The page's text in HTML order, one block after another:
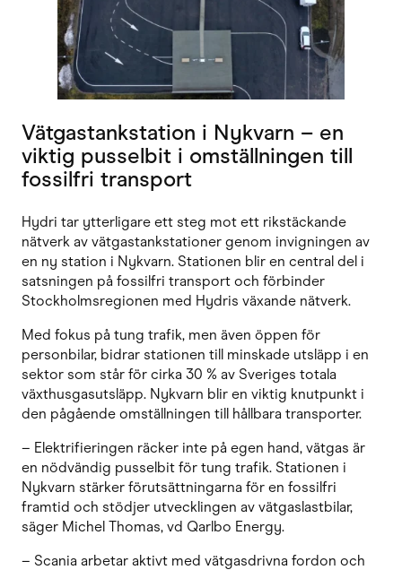
Vätgastankstation i Nykvarn – en
viktig pusselbit i omställningen till
fossilfri transport
Hydri tar ytterligare ett steg mot ett rikstäckande
nätverk av vätgastankstationer genom invigningen av
en ny station i Nykvarn. Stationen blir en central del i
satsningen på fossilfri transport och förbinder
Stockholmsregionen med Hydris växande nätverk.
Med fokus på tung trafik, men även öppen för
personbilar, bidrar stationen till minskade utsläpp i en
sektor som står för cirka 30 % av Sveriges totala
växthusgasutsläpp. Nykvarn blir en viktig knutpunkt i
den pågående omställningen till hållbara transporter.
– Elektrifieringen räcker inte på egen hand, vätgas är
en nödvändig pusselbit för tung trafik. Stationen i
Nykvarn stärker förutsättningarna för en fossilfri
framtid och stödjer utvecklingen av vätgaslastbilar,
säger Michel Thomas, vd Qarlbo Energy.
– Scania arbetar aktivt med vätgasdrivna fordon och